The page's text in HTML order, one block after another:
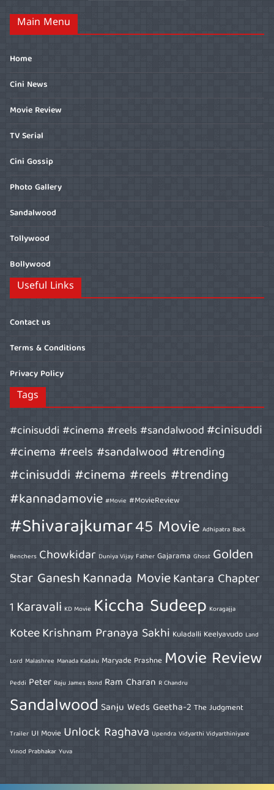
Main Menu
Home
Cini News
Movie Review
TV Serial
Cini Gossip
Photo Gallery
Sandalwood
Tollywood
Bollywood
Useful Links
Contact us
Terms & Conditions
Privacy Policy
Tags
#cinisuddi #cinema #reels #sandalwood#cinisuddi
#cinema #reels #sandalwood #trending
#cinisuddi #cinema #reels #trending
#kannadamovie #Movie #MovieReview
#Shivarajkumar45 Movie Adhipatra Back
Benchers Chowkidar Duniya Vijay Father Gajarama Ghost Golden
Star GaneshKannada MovieKantara Chapter
1 Karavali KD Movie Kiccha Sudeep Koragajja
KoteeKrishnam Pranaya Sakhi Kuladalli Keelyavudo Land
Lord Malashree Manada Kadalu Maryade Prashne Movie Review
Peddi Peter Raju James Bond Ram Charan R Chandru
Sandalwood Sanju Weds Geetha-2 The Judgment
Trailer UI Movie Unlock Raghava Upendra Vidyarthi Vidyarthiniyare
Vinod Prabhakar Yuva